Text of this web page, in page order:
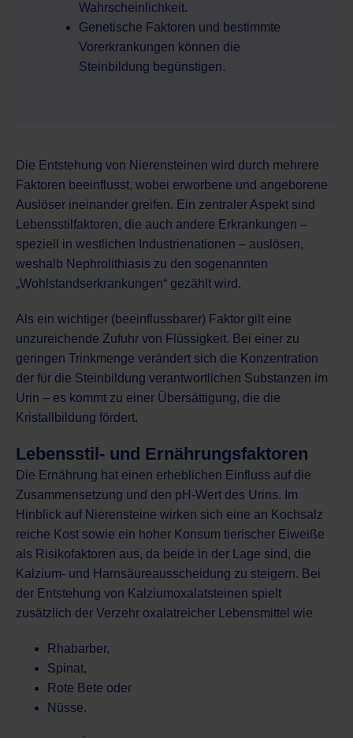
Wahrscheinlichkeit.
Genetische Faktoren und bestimmte
Vorerkrankungen können die
Steinbildung begünstigen.
Die Entstehung von Nierensteinen wird durch mehrere
Faktoren beeinflusst, wobei erworbene und angeborene
Auslöser ineinander greifen. Ein zentraler Aspekt sind
Lebensstilfaktoren, die auch andere Erkrankungen –
speziell in westlichen Industrienationen – auslösen,
weshalb Nephrolithiasis zu den sogenannten
„Wohlstandserkrankungen“ gezählt wird.
Als ein wichtiger (beeinflussbarer) Faktor gilt eine
unzureichende Zufuhr von Flüssigkeit. Bei einer zu
geringen Trinkmenge verändert sich die Konzentration
der für die Steinbildung verantwortlichen Substanzen im
Urin – es kommt zu einer Übersättigung, die die
Kristallbildung fördert.
Lebensstil- und Ernährungsfaktoren
Die Ernährung hat einen erheblichen Einfluss auf die
Zusammensetzung und den pH-Wert des Urins. Im
Hinblick auf Nierensteine wirken sich eine an Kochsalz
reiche Kost sowie ein hoher Konsum tierischer Eiweiße
als Risikofaktoren aus, da beide in der Lage sind, die
Kalzium- und Harnsäureausscheidung zu steigern. Bei
der Entstehung von Kalziumoxalatsteinen spielt
zusätzlich der Verzehr oxalatreicher Lebensmittel wie
Rhabarber,
Spinat,
Rote Bete oder
Nüsse.